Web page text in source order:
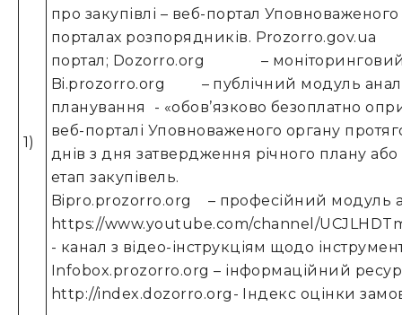
1)
про закупівлі – веб-портал
порталах розпорядників.
портал; Dozorro.org – моніторинговий
Bi.prozorro.org – публічний модуль
планування - «обов’язково безоплатно
веб-порталі Уповноваженого органу
днів з дня затвердження річного плану або
етап закупівель.
Bipro.prozorro.org – професійний модуль
https://www.youtube.com/channel/
- канал з відео-інструкціям щодо
Infobox.prozorro.org – інформаційний
http://index.dozorro.org- Індекс оцінки